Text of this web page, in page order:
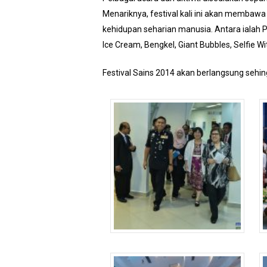
Menariknya, festival kali ini akan
kehidupan seharian manusia. Antara ialah
Ice Cream, Bengkel, Giant Bubbles, Selfie
Festival Sains 2014 akan berlangsung